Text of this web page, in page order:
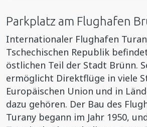
Parkplatz am Flughafen
Internationaler Flughafen
Tschechischen Republik
östlichen Teil der Stadt Brünn.
ermöglicht Direktflüge in viele
Europäischen Union und in
dazu gehören. Der Bau des
Turany begann im Jahr 1950,